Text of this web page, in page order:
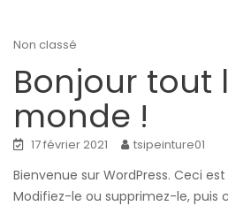
Non classé
Bonjour tout
monde !
17 février 2021 tsipeinture01
Bienvenue sur WordPress. Ceci
Modifiez-le ou supprimez-le, puis